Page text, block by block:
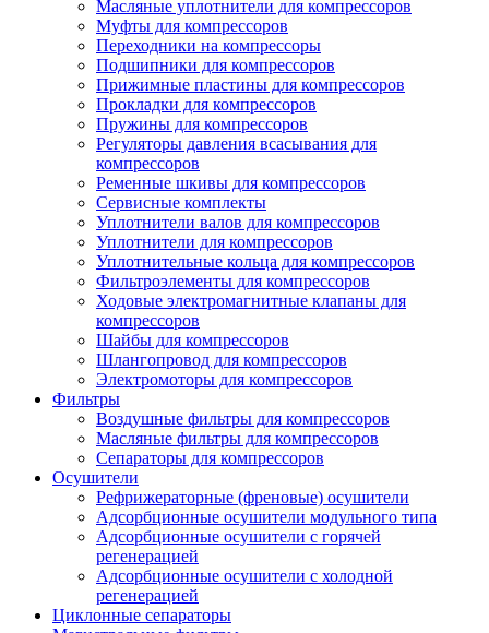
Масляные уплотнители для компрессоров
Муфты для компрессоров
Переходники на компрессоры
Подшипники для компрессоров
Прижимные пластины для компрессоров
Прокладки для компрессоров
Пружины для компрессоров
Регуляторы давления всасывания для
компрессоров
Ременные шкивы для компрессоров
Сервисные комплекты
Уплотнители валов для компрессоров
Уплотнители для компрессоров
Уплотнительные кольца для компрессоров
Фильтроэлементы для компрессоров
Ходовые электромагнитные клапаны для
компрессоров
Шайбы для компрессоров
Шлангопровод для компрессоров
Электромоторы для компрессоров
Фильтры
Воздушные фильтры для компрессоров
Масляные фильтры для компрессоров
Сепараторы для компрессоров
Осушители
Рефрижераторные (френовые) осушители
Адсорбционные осушители модульного типа
Адсорбционные осушители с горячей
регенерацией
Адсорбционные осушители с холодной
регенерацией
Циклонные сепараторы